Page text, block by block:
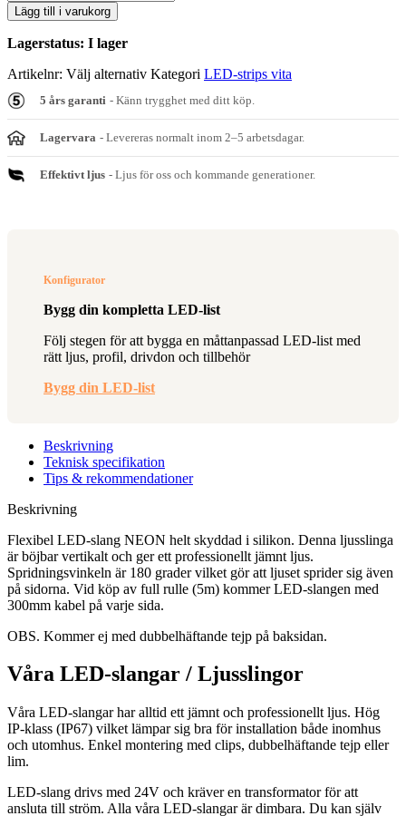
Lägg till i varukorg
Lagerstatus: I lager
Artikelnr: Välj alternativ Kategori LED-strips vita
5 års garanti - Känn trygghet med ditt köp.
Lagervara - Levereras normalt inom 2–5 arbetsdagar.
Effektivt ljus - Ljus för oss och kommande generationer.
Konfigurator
Bygg din kompletta LED-list
Följ stegen för att bygga en måttanpassad LED-list med
rätt ljus, profil, drivdon och tillbehör
Bygg din LED-list
Beskrivning
Teknisk specifikation
Tips & rekommendationer
Beskrivning
Flexibel LED-slang NEON helt skyddad i silikon. Denna ljusslinga
är böjbar vertikalt och ger ett professionellt jämnt ljus.
Spridningsvinkeln är 180 grader vilket gör att ljuset sprider sig även
på sidorna. Vid köp av full rulle (5m) kommer LED-slangen med
300mm kabel på varje sida.
OBS. Kommer ej med dubbelhäftande tejp på baksidan.
Våra LED-slangar / Ljusslingor
Våra LED-slangar har alltid ett jämnt och professionellt ljus. Hög
IP-klass (IP67) vilket lämpar sig bra för installation både inomhus
och utomhus. Enkel montering med clips, dubbelhäftande tejp eller
lim.
LED-slang drivs med 24V och kräver en transformator för att
ansluta till ström. Alla våra LED-slangar är dimbara. Du kan själv